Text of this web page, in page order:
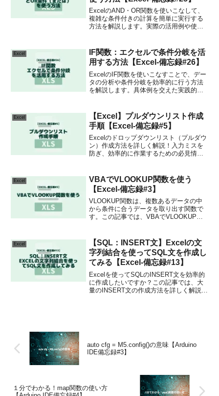
ExcelのAND・OR関数を使いこなして、
複雑な条件付きの計算を簡単に実行する
方法を解説します。実際の活用例や使い
Excel
IF関数：エクセルで条件分岐を活
用する方法【Excel-備忘録#26】
ExcelのIF関数を使いこなすことで、デー
タの分析や条件分岐を効率的に行う方法
を解説します。具体例を交えた実践的な
Excel
【Excel】プルダウンリスト作成
手順【Excel-備忘録#5】
Excelのドロップダウンリスト（プルダウ
ン）作成方法を詳しく解説！入力ミスを
防ぎ、効率的に作業するための必見情
Excel
VBAでVLOOKUP関数を使う
【Excel-備忘録#3】
VLOOKUP関数は、複数あるデータの中
から条件に合うデータを取り出す関数で
す。この記事では、VBAでVLOOKUP関
Excel
【SQL：INSERT文】Excelの文
字列結合を使ってSQL文を作成し
てみる【Excel-備忘録#13】
Excelを使ってSQLのINSERT文を効率的
に作成したいですか？この記事では、大
量のINSERT文の作成方法を詳しく解説し
auto cfg = M5.config()の意味【Arduino
IDE備忘録#3】
１分でわかる！map関数の使い方